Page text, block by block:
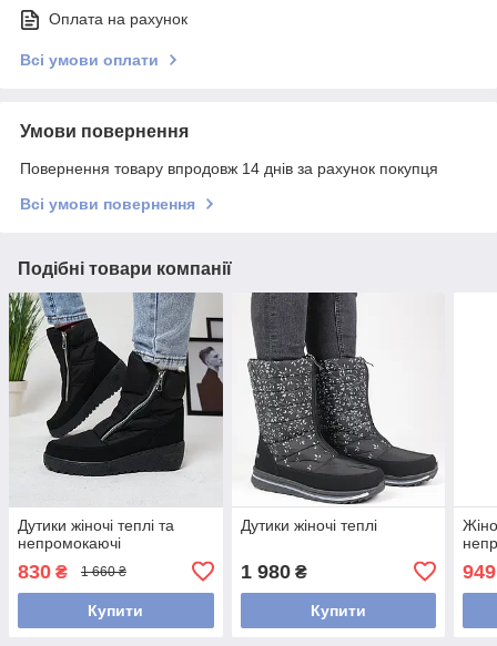
Оплата на рахунок
Всі умови оплати
Умови повернення
Повернення товару впродовж 14 днів за рахунок покупця
Всі умови повернення
Подібні товари компанії
Дутики жіночі теплі та
непромокаючі
830 ₴ 1 660 ₴
Купити
Дутики жіночі теплі
1 980₴
Купити
949